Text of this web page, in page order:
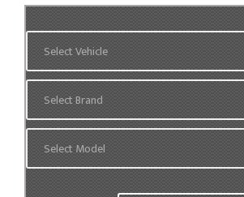
Select Vehicle
Select Brand
Select Model